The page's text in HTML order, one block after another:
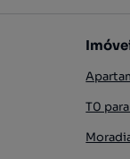
T0